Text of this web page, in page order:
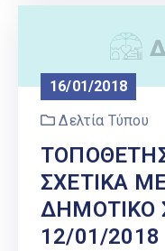
16/01/2018
Δελτία Τύπου
ΣΧΕΤΙΚΑ
ΔΗΜΟΤΙΚΟ
12/01/2018